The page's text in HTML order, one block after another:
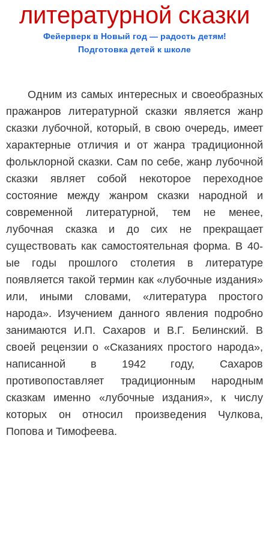
литературной сказки
Фейерверк в Новый год — радость детям!
Подготовка детей к школе
Одним из самых интересных и своеобразных
пражанров литературной сказки является жанр
сказки лубочной, который, в свою очередь, имеет
характерные отличия и от жанра традиционной
фольклорной сказки. Сам по себе, жанр лубочной
сказки являет собой некоторое переходное
состояние между жанром сказки народной и
современной литературной, тем не менее,
лубочная сказка и до сих не прекращает
существовать как самостоятельная форма. В 40-
ые годы прошлого столетия в литературе
появляется такой термин как «лубочные издания»
или, иными словами, «литература простого
народа». Изучением данного явления подробно
занимаются И.П. Сахаров и В.Г. Белинский. В
своей рецензии о «Сказаниях простого народа»,
написанной в 1942 году, Сахаров
противопоставляет традиционным народным
сказкам именно «лубочные издания», к числу
которых он относил произведения Чулкова,
Попова и Тимофеева.